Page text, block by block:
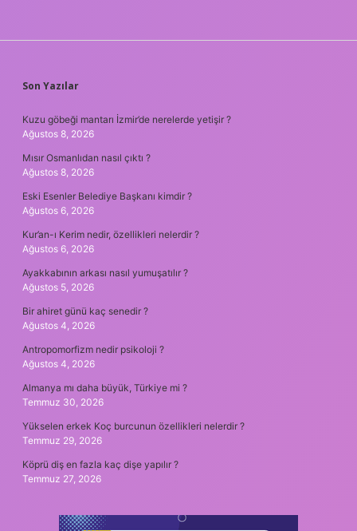
SIDEBAR
Son Yazılar
Kuzu göbeği mantarı İzmir’de nerelerde yetişir ?
Ağustos 8, 2026
Mısır Osmanlıdan nasıl çıktı ?
Ağustos 8, 2026
Eski Esenler Belediye Başkanı kimdir ?
Ağustos 6, 2026
Kur’an-ı Kerim nedir, özellikleri nelerdir ?
Ağustos 6, 2026
Ayakkabının arkası nasıl yumuşatılır ?
Ağustos 5, 2026
Bir ahiret günü kaç senedir ?
Ağustos 4, 2026
Antropomorfizm nedir psikoloji ?
Ağustos 4, 2026
Almanya mı daha büyük, Türkiye mi ?
Temmuz 30, 2026
Yükselen erkek Koç burcunun özellikleri nelerdir ?
Temmuz 29, 2026
Köprü diş en fazla kaç dişe yapılır ?
Temmuz 27, 2026